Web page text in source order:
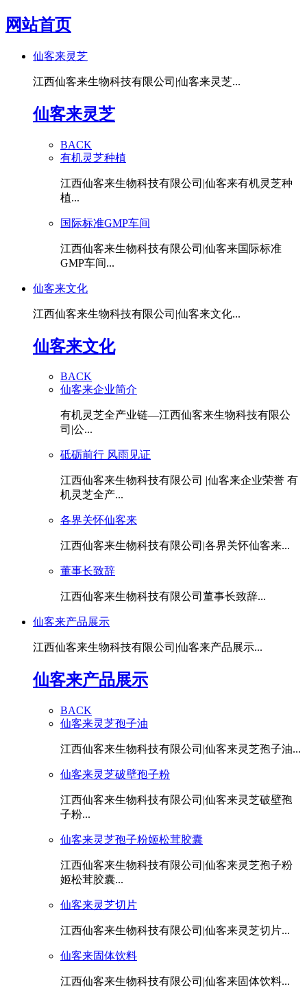
网站首页
仙客来灵芝
江西仙客来生物科技有限公司|仙客来灵芝...
仙客来灵芝
BACK
有机灵芝种植
江西仙客来生物科技有限公司|仙客来有机灵芝种
植...
国际标准GMP车间
江西仙客来生物科技有限公司|仙客来国际标准
GMP车间...
仙客来文化
江西仙客来生物科技有限公司|仙客来文化...
仙客来文化
BACK
仙客来企业简介
有机灵芝全产业链—江西仙客来生物科技有限公
司|公...
砥砺前行 风雨见证
江西仙客来生物科技有限公司 |仙客来企业荣誉 有
机灵芝全产...
各界关怀仙客来
江西仙客来生物科技有限公司|各界关怀仙客来...
董事长致辞
江西仙客来生物科技有限公司董事长致辞...
仙客来产品展示
江西仙客来生物科技有限公司|仙客来产品展示...
仙客来产品展示
BACK
仙客来灵芝孢子油
江西仙客来生物科技有限公司|仙客来灵芝孢子油...
仙客来灵芝破壁孢子粉
江西仙客来生物科技有限公司|仙客来灵芝破壁孢
子粉...
仙客来灵芝孢子粉姬松茸胶囊
江西仙客来生物科技有限公司|仙客来灵芝孢子粉
姬松茸胶囊...
仙客来灵芝切片
江西仙客来生物科技有限公司|仙客来灵芝切片...
仙客来固体饮料
江西仙客来生物科技有限公司|仙客来固体饮料...